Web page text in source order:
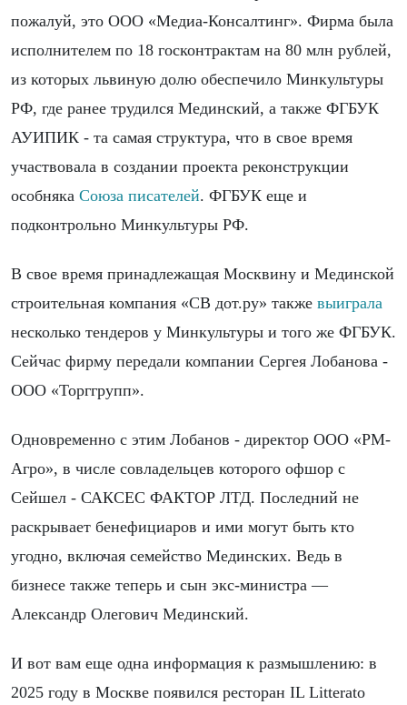
пожалуй, это ООО «Медиа-Консалтинг». Фирма была
исполнителем по 18 госконтрактам на 80 млн рублей,
из которых львиную долю обеспечило Минкультуры
РФ, где ранее трудился Мединский, а также ФГБУК
АУИПИК - та самая структура, что в свое время
участвовала в создании проекта реконструкции
особняка Союза писателей. ФГБУК еще и
подконтрольно Минкультуры РФ.
В свое время принадлежащая Москвину и Мединской
строительная компания «СВ дот.ру» также выиграла
несколько тендеров у Минкультуры и того же ФГБУК.
Сейчас фирму передали компании Сергея Лобанова -
ООО «Торггрупп».
Одновременно с этим Лобанов - директор ООО «РМ-
Агро», в числе совладельцев которого офшор с
Сейшел - САКСЕС ФАКТОР ЛТД. Последний не
раскрывает бенефициаров и ими могут быть кто
угодно, включая семейство Мединских. Ведь в
бизнесе также теперь и сын экс-министра —
Александр Олегович Мединский.
И вот вам еще одна информация к размышлению: в
2025 году в Москве появился ресторан IL Litterato